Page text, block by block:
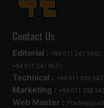
Contact Us
Editorial : +94 011 247 9642,
+94 011 247 9671
Technical : +94 011 538
Marketing : +94 011 538
Web Master :